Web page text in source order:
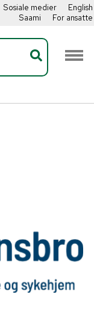
Sosiale medier
English
Saami
For ansatte